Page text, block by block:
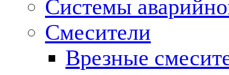
Системы
Смесители
Врезные